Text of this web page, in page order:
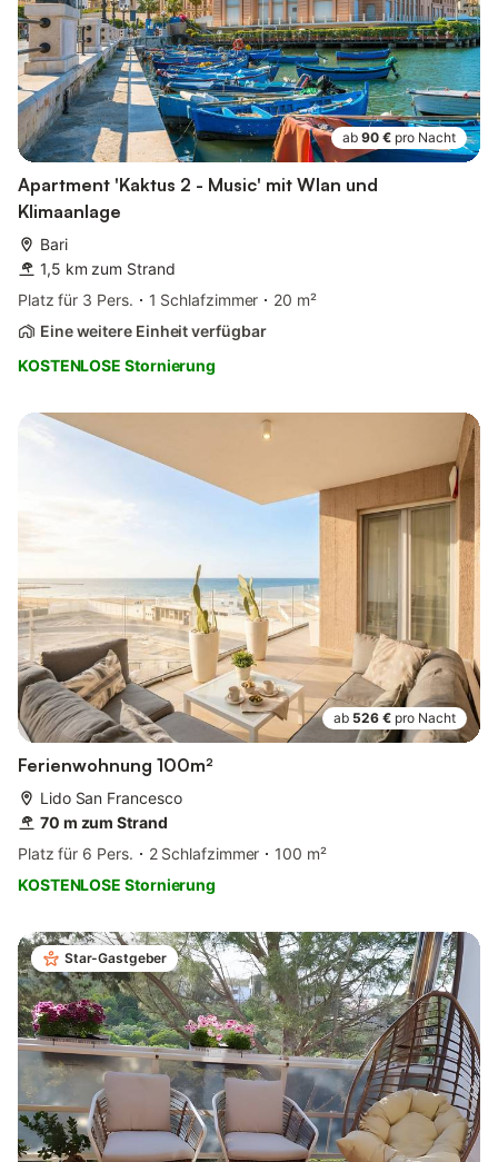
ab 90 € pro Nacht
Apartment 'Kaktus 2 - Music' mit Wlan und
Klimaanlage
Bari
1,5 km zum Strand
Platz für 3 Pers.
1 Schlafzimmer
20 m²
Eine weitere Einheit verfügbar
KOSTENLOSE Stornierung
ab 526 € pro Nacht
Ferienwohnung 100m²
Lido San Francesco
70 m zum Strand
Platz für 6 Pers.
2 Schlafzimmer
100 m²
KOSTENLOSE Stornierung
Star-Gastgeber